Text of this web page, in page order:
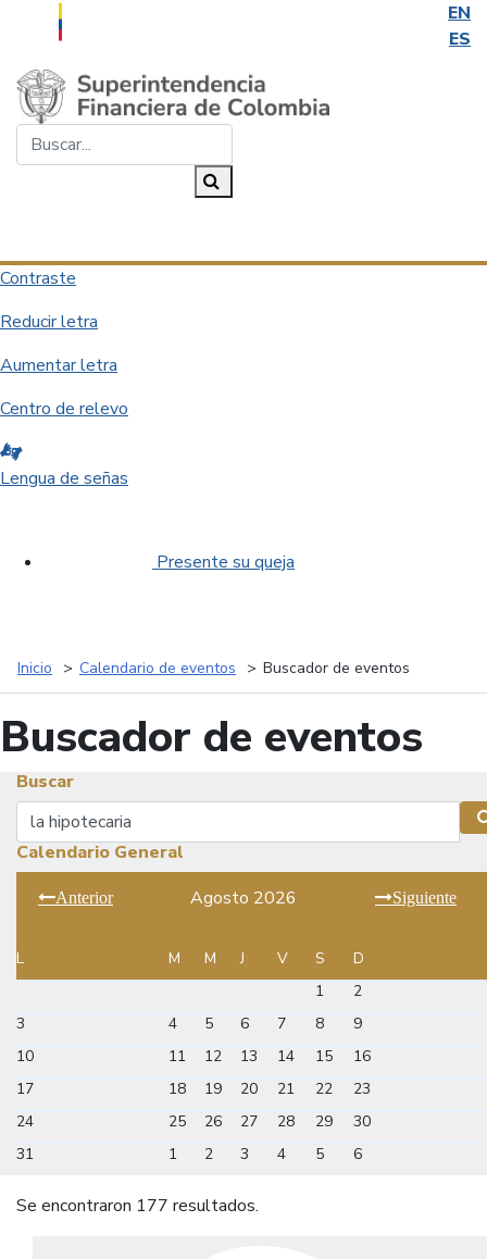
EN
ES
Saltar al contenido principal
Contraste
Reducir letra
Aumentar letra
Centro de relevo
Lengua de señas
Presente su queja
Inicio Calendario de eventos Buscador de eventos
Buscador de eventos
Buscar
Buscar
Calendario General
Anterior Agosto 2026 Siguiente
L M M J V S
D
1
2
3
4 5 6 7 8
9
10
11 12 13 14 15
16
17
18 19 20 21 22
23
24
25 26 27 28 29
30
31
1 2 3 4 5 6
Se encontraron 177 resultados.